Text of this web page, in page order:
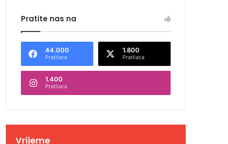
Pratite nas na
44.000
Pratilaca
1.800
Pratilaca
1.400
Pratilaca
Vrijeme